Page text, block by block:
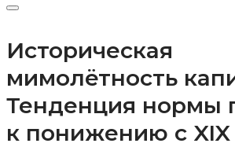
Историческая
мимолётность
Тенденция нормы
к понижению с XIX